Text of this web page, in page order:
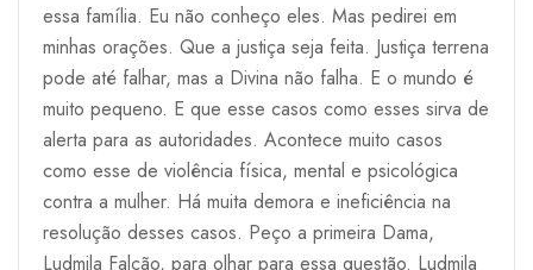
essa família. Eu não conheço eles. Mas pedirei em
minhas orações. Que a justiça seja feita. Justiça terrena
pode até falhar, mas a Divina não falha. E o mundo é
muito pequeno. E que esse casos como esses sirva de
alerta para as autoridades. Acontece muito casos
como esse de violência física, mental e psicológica
contra a mulher. Há muita demora e ineficiência na
resolução desses casos. Peço a primeira Dama,
Ludmila Falcão, para olhar para essa questão. Ludmila